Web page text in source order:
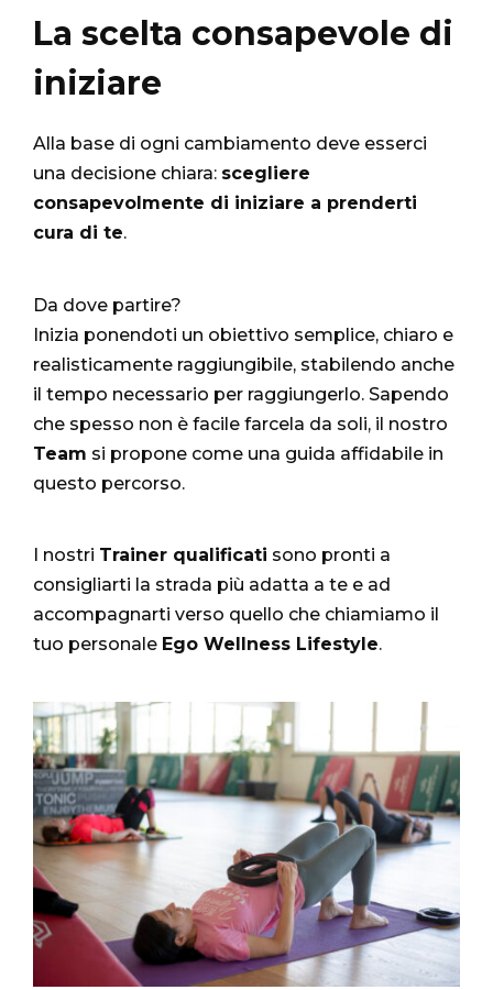
La scelta consapevole di
iniziare
Alla base di ogni cambiamento deve esserci
una decisione chiara: scegliere
consapevolmente di iniziare a prenderti
cura di te.
Da dove partire?
Inizia ponendoti un obiettivo semplice, chiaro e
realisticamente raggiungibile, stabilendo anche
il tempo necessario per raggiungerlo. Sapendo
che spesso non è facile farcela da soli, il nostro
Team si propone come una guida affidabile in
questo percorso.
I nostri Trainer qualificati sono pronti a
consigliarti la strada più adatta a te e ad
accompagnarti verso quello che chiamiamo il
tuo personale Ego Wellness Lifestyle.